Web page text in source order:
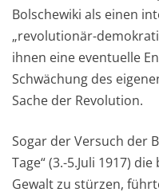
Bolschewiki als einen
„revolutionär-
ihnen eine eventuelle
Schwächung des
Sache der Revolution.
Sogar der Versuch der
Tage“ (3.-5.Juli 1917)
Gewalt zu stürzen,